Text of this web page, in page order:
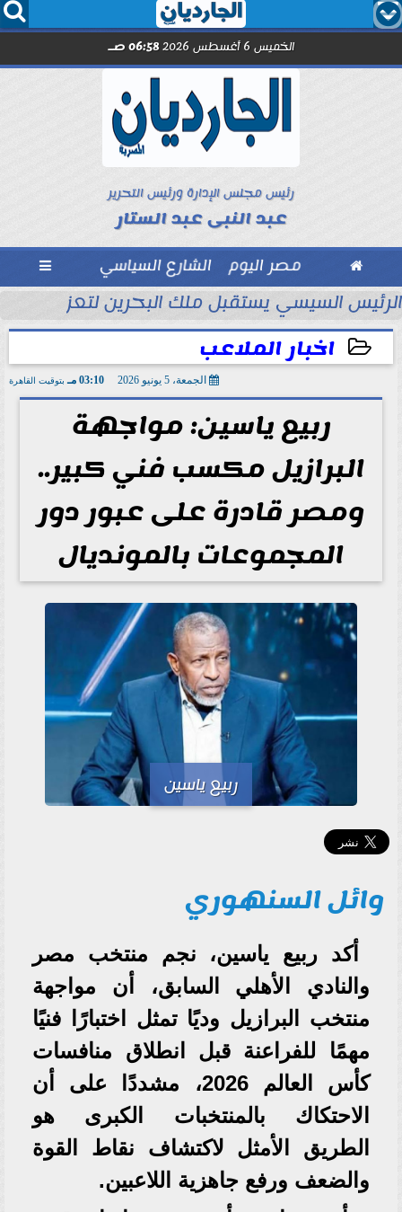
  
الخميس 6 أغسطس 2026 06:58 صـ
رئيس مجلس الإدارة ورئيس التحرير
عبد النبى عبد الستار
 مصر اليوم الشارع السياسي 
السكندري فى الأسبوع الأول
الرئيس السيسي يستقبل ملك البحرين لتعزيز
اخبار الملاعب
الجمعة، 5 يونيو 2026 03:10 مـ بتوقيت القاهرة
ربيع ياسين: مواجهة
البرازيل مكسب فني كبير..
ومصر قادرة على عبور دور
المجموعات بالمونديال
ربيع ياسين
وائل السنهوري
أكد ربيع ياسين، نجم منتخب مصر
والنادي الأهلي السابق، أن مواجهة
منتخب البرازيل وديًا تمثل اختبارًا فنيًا
مهمًا للفراعنة قبل انطلاق منافسات
كأس العالم 2026، مشددًا على أن
الاحتكاك بالمنتخبات الكبرى هو
الطريق الأمثل لاكتشاف نقاط القوة
والضعف ورفع جاهزية اللاعبين.